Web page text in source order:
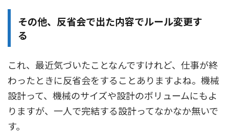
その他、反省会で出た内容でルール変更す
る
これ、最近気づいたことなんですけれど、仕事が終
わったときに反省会をすることありますよね。機械
設計って、機械のサイズや設計のボリュームにもよ
りますが、一人で完結する設計ってなかなか無いで
す。